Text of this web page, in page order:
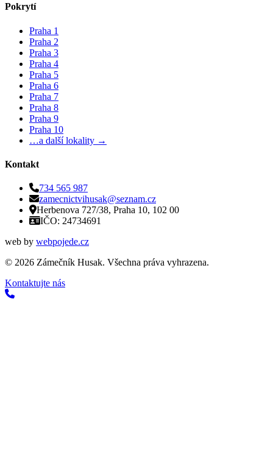
Pokrytí
Praha 1
Praha 2
Praha 3
Praha 4
Praha 5
Praha 6
Praha 7
Praha 8
Praha 9
Praha 10
…a další lokality →
Kontakt
734 565 987
zamecnictvihusak@seznam.cz
Herbenova 727/38, Praha 10, 102 00
IČO: 24734691
web by webpojede.cz
© 2026 Zámečník Husak. Všechna práva vyhrazena.
Kontaktujte nás